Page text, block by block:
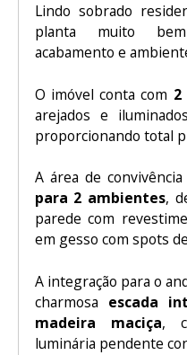
Lindo sobrado
planta muito
acabamento e
O imóvel conta com
arejados e
proporcionando total
A área de
para 2 ambientes,
parede com
em gesso com spots
A integração para o
charmosa escada
madeira maciça,
luminária pendente